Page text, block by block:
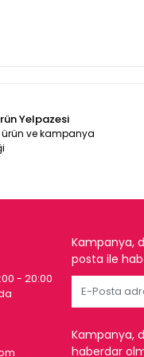
Yelpazesi
ürün ve kampanya
- 20:00
Kampanya,
posta ile
Kampanya,
haberdar